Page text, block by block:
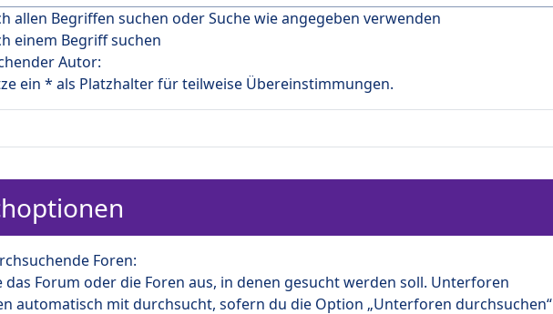
allen Begriffen suchen oder Suche wie angegeben verwenden
einem Begriff suchen
Autor:
ein * als Platzhalter für teilweise Übereinstimmungen.
Foren:
das Forum oder die Foren aus, in denen gesucht werden soll. Unterforen
automatisch mit durchsucht, sofern du die Option „Unterforen durchsuchen“